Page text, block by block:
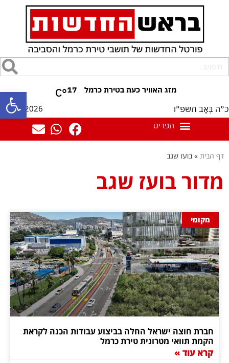
פתח 17
°C
כ״ה בְּאָב תשפ״ו 08/08/2026
דף הבית »בועז שגב
מדור בועז שגב
מקומי
חברת חוצה ישראל החלה בביצוע עבודות הכנה לקראת
הקמת תוואי מטרונית טירת כרמל
קרא עוד »